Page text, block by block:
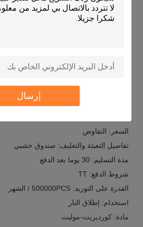
إرسال
مكان المنشأ: الصين
السعر: التفاوض
تفاصيل التعبئة والتغليف: صندوق خشبي
مدة التسليم: 30 يوما بعد الدفع
شروط الدفع: TT
القدرة على التوريد: 500000PCS / الشهر
استخدام: إطلاق النار
مادة: كورديريت-موليت